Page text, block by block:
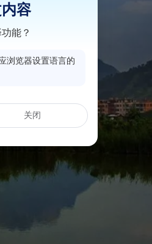
容
能？
浏览器设置语言的
关闭